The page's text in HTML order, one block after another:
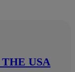
USA